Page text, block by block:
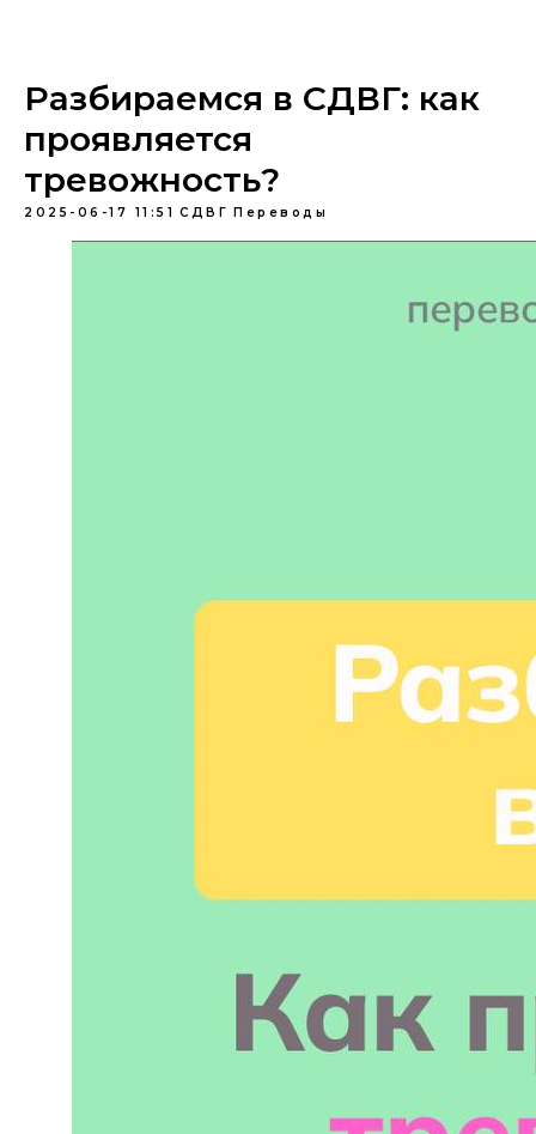
Разбираемся в СДВГ: как
проявляется
тревожность?
2025-06-17 11:51 СДВГ Переводы